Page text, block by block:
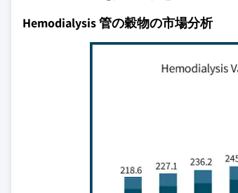
Hemodialysis 管の穀物の市場分析